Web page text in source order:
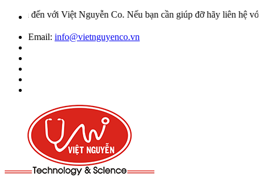
Việt Nguyễn Co. Nếu bạn cần giúp đỡ hãy liên hệ với chúng tôi
Email: info@vietnguyenco.vn